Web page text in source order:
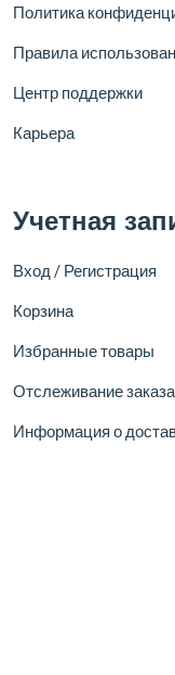
Политика
Правила
Центр поддержки
Карьера
Учетная
Вход / Регистрация
Корзина
Избранные товары
Отслеживание заказа
Информация о